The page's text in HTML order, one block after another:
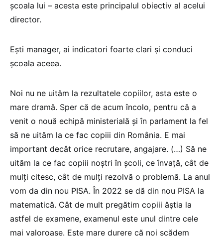
școala lui – acesta este principalul obiectiv al acelui
director.
Ești manager, ai indicatori foarte clari și conduci
școala aceea.
Noi nu ne uităm la rezultatele copiilor, asta este o
mare dramă. Sper că de acum încolo, pentru că a
venit o nouă echipă ministerială și în parlament la fel
să ne uităm la ce fac copiii din România. E mai
important decât orice recrutare, angajare. (…) Să ne
uităm la ce fac copiii noștri în școli, ce învață, cât de
mulți citesc, cât de mulți rezolvă o problemă. La anul
vom da din nou PISA. În 2022 se dă din nou PISA la
matematică. Cât de mult pregătim copiii ăștia la
astfel de examene, examenul este unul dintre cele
mai valoroase. Este mare durere că noi scădem